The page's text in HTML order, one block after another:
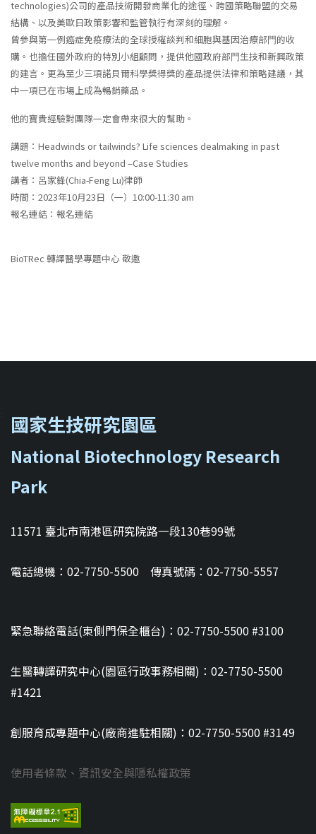
technologies)公司的產品技術開發商業化的途徑、跨國策略聯盟的交易
結構、以及美歐日政策影響和監管執行有深刻的理解。
曾參與第⼀例癌症免疫療法的全球授權談判和細胞與基因治療部⾨的收
購。也擔任國外政府的特別小組顧問，提供他國政府部⾨⽣技和新興政策
的建言。更為至少三項諾貝爾科學獎得獎的產品提供法律和策略建議，其
中一項已在市場上成為暢銷藥品。
他的寶貴經驗對團隊一定會帶來很大的幫助。
講題：Headwinds or tailwinds? Life sciences dealmaking in past
twelve months and beyond –Case Studies
講者：呂家鋒(Chia-Feng Lu)律師
時間：2023年10月23日（一）10:00-11:30 am
報名連結： 報名連結
BioTRec 轉譯醫學專題中心 敬邀
國家生技研究園區
National Biotechnology Research
Park
11571 臺北市南港區研究院路一段130巷99號
電話總機：02-7750-5500 傳真號碼：02-7750-5557
緊急聯絡電話(東側門保全櫃台)：02-7750-5500 #3100
生醫轉譯研究中心(園區行政事務相關)：02-7750-5500
#1421
創服育成專題中心(廠商進駐相關)：02-7750-5500 #3149
使用者條款、資訊安全與隱私權政策